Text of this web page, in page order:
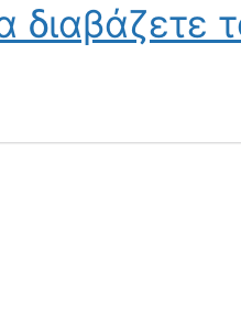
διαβάζετε